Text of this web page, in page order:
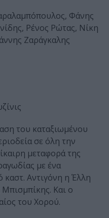
Φάνης
Ρένος Ρώτας, Νίκη
Ζαράγκαλης
του καταξιωμένου
σε όλη την
μεταφορά της
με ένα
καστ. Αντιγόνη η Έλλη
Και ο
του Χορού.